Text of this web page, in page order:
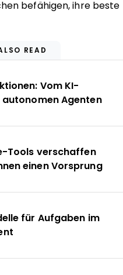
befähigen, ihre beste
READ
Vom KI-
autonomen Agenten
Tools verschaffen
einen Vorsprung
für Aufgaben im